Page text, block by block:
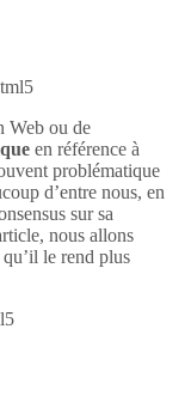
Web ou de
en référence à
problématique
d’entre nous, en
sur sa
nous allons
le rend plus